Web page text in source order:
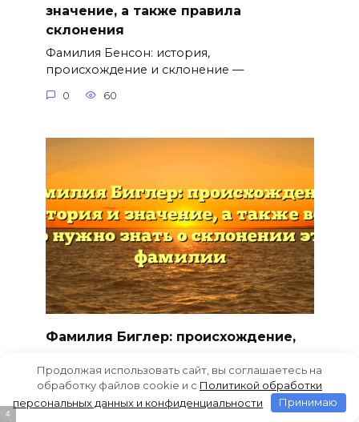
значение, а также правила
склонения
Фамилия Бенсон: история,
происхождение и склонение —
0 60
Фамилия Биглер: происхождение,
что нужно знать о склонении этой
фамилии
Исследуем происхождение, историю и
Продолжая использовать сайт, вы соглашаетесь на
обработку файлов cookie и c Политикой обработки
персональных данных и конфиденциальности
Принимаю
2